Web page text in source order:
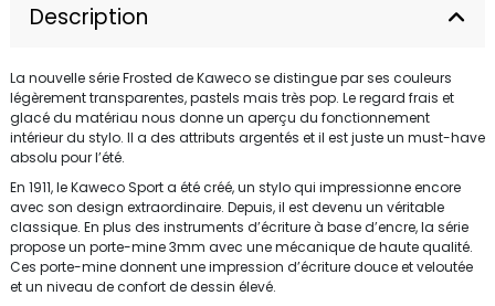
Description
La nouvelle série Frosted de Kaweco se distingue par ses couleurs
légèrement transparentes, pastels mais très pop. Le regard frais et
glacé du matériau nous donne un aperçu du fonctionnement
intérieur du stylo. Il a des attributs argentés et il est juste un must-have
absolu pour l’été.
En 1911, le Kaweco Sport a été créé, un stylo qui impressionne encore
avec son design extraordinaire. Depuis, il est devenu un véritable
classique. En plus des instruments d’écriture à base d’encre, la série
propose un porte-mine 3mm avec une mécanique de haute qualité.
Ces porte-mine donnent une impression d’écriture douce et veloutée
et un niveau de confort de dessin élevé.